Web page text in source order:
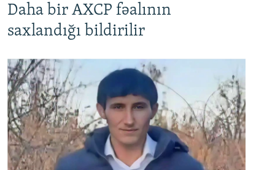
Daha bir AXCP fəalının
saxlandığı bildirilir